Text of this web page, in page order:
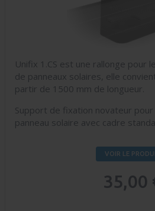
Unifix 1.CS est une rallonge pour
de panneaux solaires, elle
partir de 1500 mm de longueur.
Support de fixation novateur
panneau solaire avec cadre
VOIR LE
35,00